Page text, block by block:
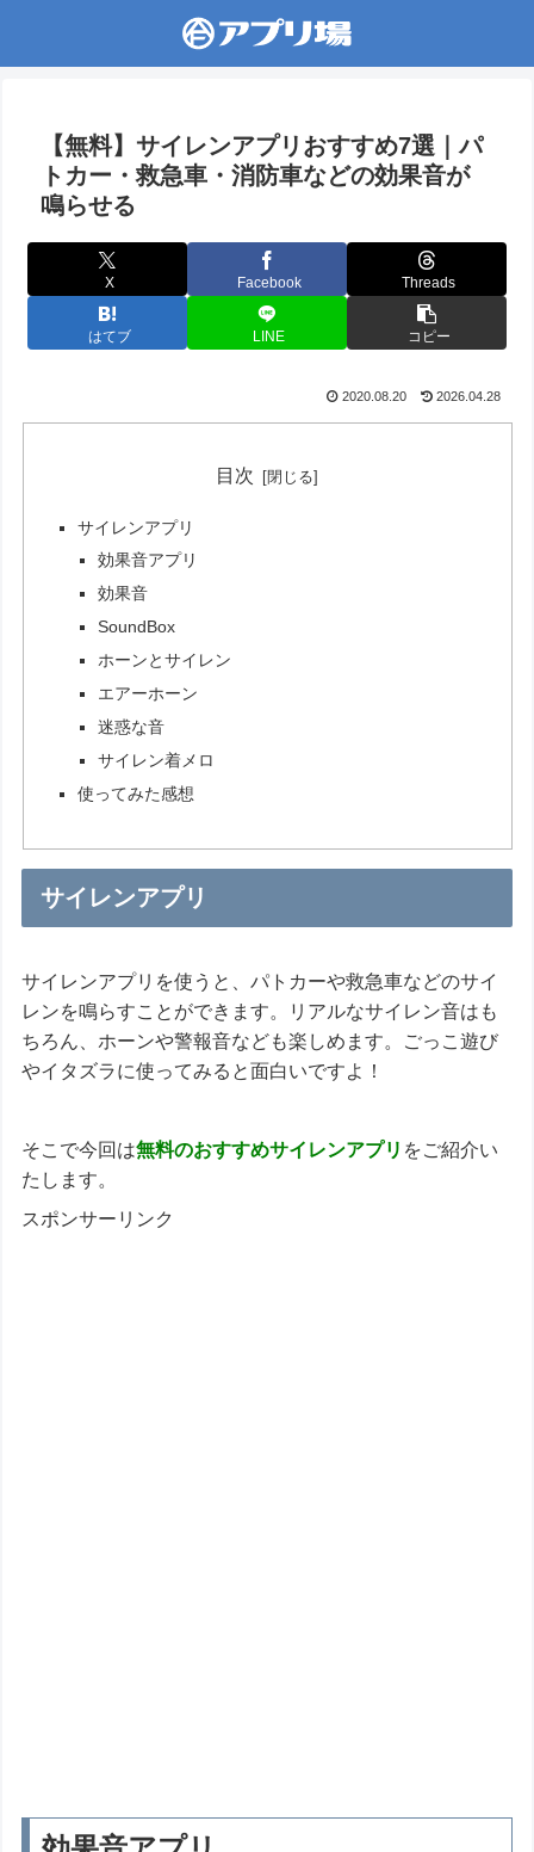
【無料】サイレンアプリおすすめ7選｜パ
トカー・救急車・消防車などの効果音が
鳴らせる
X Facebook Threads
はてブ LINE コピー
2020.08.20 2026.04.28
目次
サイレンアプリ
効果音アプリ
効果音
SoundBox
ホーンとサイレン
エアーホーン
迷惑な音
サイレン着メロ
使ってみた感想
サイレンアプリ
サイレンアプリを使うと、パトカーや救急車などのサイ
レンを鳴らすことができます。リアルなサイレン音はも
ちろん、ホーンや警報音なども楽しめます。ごっこ遊び
やイタズラに使ってみると面白いですよ！
そこで今回は無料のおすすめサイレンアプリ をご紹介い
たします。
スポンサーリンク